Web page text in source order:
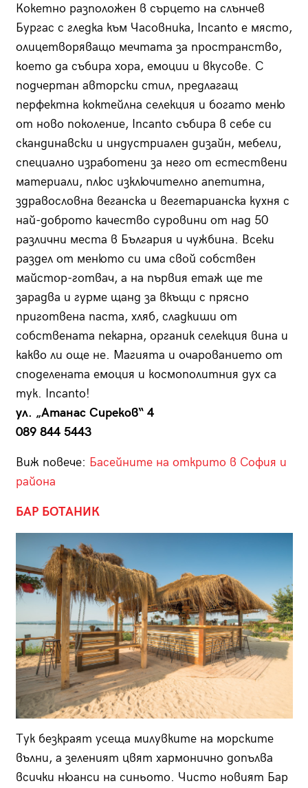
Кокетно разположен в сърцето на слънчев
Бургас с гледка към Часовника, Incanto е място,
олицетворяващо мечтата за пространство,
което да събира хора, емоции и вкусове. С
подчертан авторски стил, предлагащ
перфектна коктейлна селекция и богато меню
от ново поколение, Incanto събира в себе си
скандинавски и индустриален дизайн, мебели,
специално изработени за него от естествени
материали, плюс изключително апетитна,
здравословна веганска и вегетарианска кухня с
най-доброто качество суровини от над 50
различни места в България и чужбина. Всеки
раздел от менюто си има свой собствен
майстор-готвач, а на първия етаж ще те
зарадва и гурме щанд за вкъщи с прясно
приготвена паста, хляб, сладкиши от
собствената пекарна, органик селекция вина и
какво ли още не. Магията и очарованието от
споделената емоция и космополитния дух са
тук. Incanto!
ул. „Атанас Сиреков“ 4
089 844 5443
Виж повече: Басейните на открито в София и
района
БАР БОТАНИК
Тук безкраят усеща милувките на морските
вълни, а зеленият цвят хармонично допълва
всички нюанси на синьото. Чисто новият Бар